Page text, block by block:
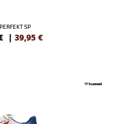
SP
| 39,95 €